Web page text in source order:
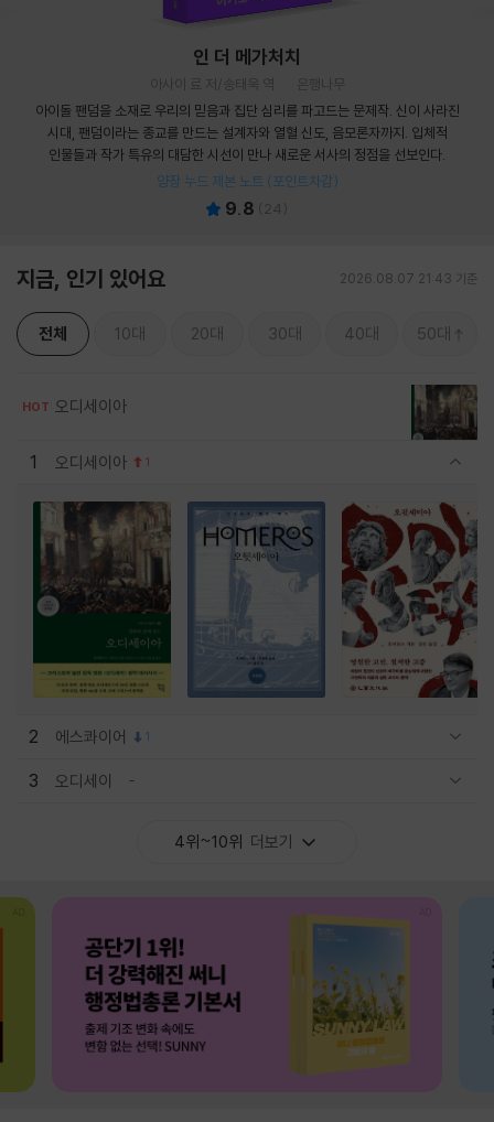
인 더 메가처치
아사이 료 저/송태욱 역
은행나무
아이돌 팬덤을 소재로 우리의 믿음과 집단 심리를 파고드는 문제작. 신이 사라진
시대, 팬덤이라는 종교를 만드는 설계자와 열혈 신도, 음모론자까지. 입체적
인물들과 작가 특유의 대담한 시선이 만나 새로운 서사의 정점을 선보인다.
양장 누드 제본 노트 (포인트차감)
9.8 24
지금, 인기 있어요 2026.08.07 21:43 기준
전체 10대 20대 30대 40대 50대
HOT 오디세이아
1 오디세이아 1
2 에스콰이어 1
3 오디세이
4위~10위 더보기